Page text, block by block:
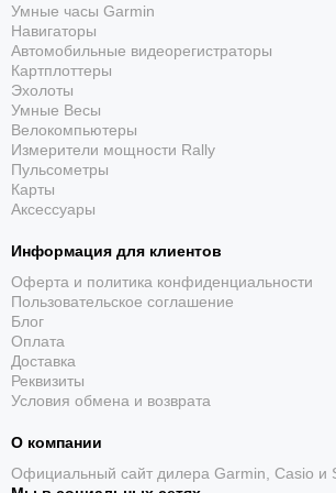
Casio Edifice EF-539D-1A – это идеальное
функциональности и надежности, которое
отличным выбором для современного
станут надежным спутником в любой
вашу индивидуальность и готовность к
Умные часы Garmin
Навигаторы
Автомобильные видеорегистраторы
Картплоттеры
Эхолоты
Умные Весы
Велокомпьютеры
Измерители мощности Rally
Пульсометры
Карты
Аксессуары
Информация для клиентов
Оферта и политика конфиденциальности
Пользовательское соглашение
Блог
Оплата
Доставка
Реквизиты
Условия обмена и возврата
О компании
Официальный сайт дилера Garmin, Casio и